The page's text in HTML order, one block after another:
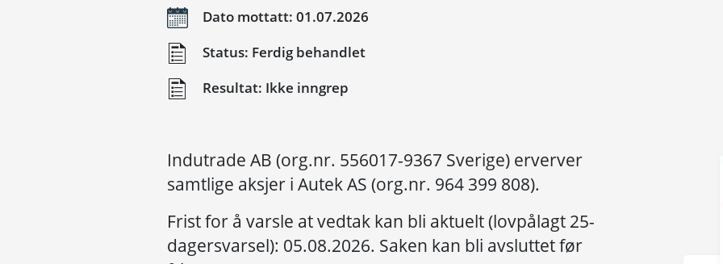
Dato mottatt: 01.07.2026
Status: Ferdig behandlet
Resultat: Ikke inngrep
Indutrade AB (org.nr. 556017-9367 Sverige) erverver
samtlige aksjer i Autek AS (org.nr. 964 399 808).
Frist for å varsle at vedtak kan bli aktuelt (lovpålagt 25-
dagersvarsel): 05.08.2026. Saken kan bli avsluttet før